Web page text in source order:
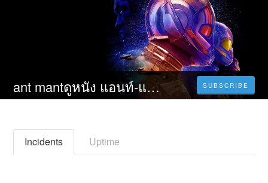
ant mantดูหนัง แอนท์‑แมน และ เดอะ วอสพ์ ตะลุยมิติควอนตัม (2023) Ant-Man and the Wasp: Quantumania พากย์ ไทย เต็ม เรื่อง HD SUBSCRIBE
Incidents Uptime